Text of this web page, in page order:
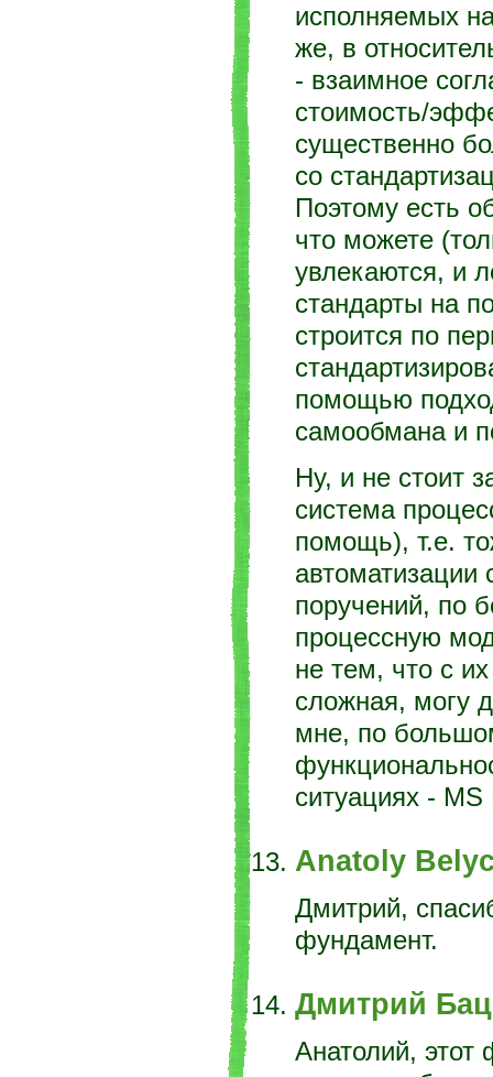
исполняемых на
же, в
- взаимное
стоимость/
существенно
со
Поэтому есть
что можете
увлекаются, и
стандарты на
строится по
помощью
самообмана и
Ну, и не стоит
система
помощь), т.е.
автоматизации
поручений, по
процессную
не тем, что с
сложная, могу
мне, по
ситуациях - MS
Anatoly
Дмитрий,
фундамент.
Дмитрий
Анатолий,